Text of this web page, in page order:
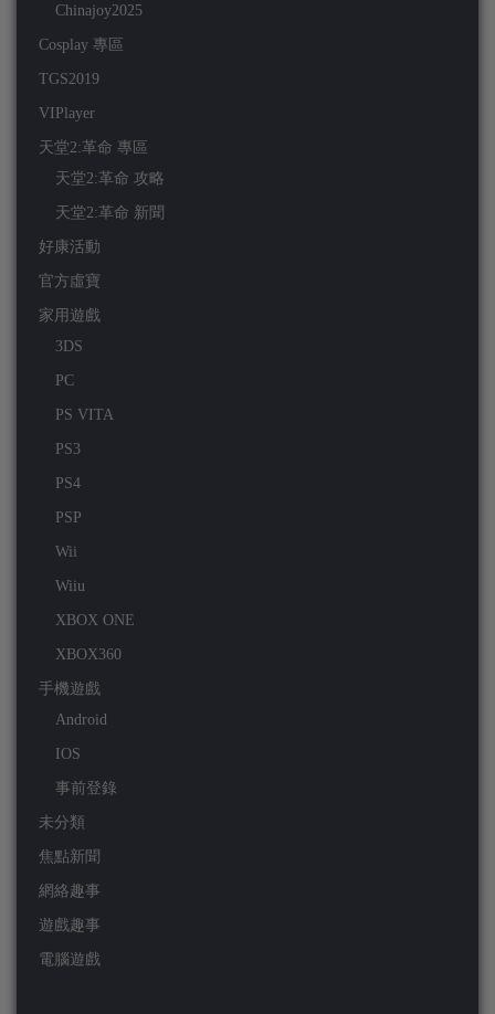
Chinajoy2025
Cosplay 專區
TGS2019
VIPlayer
天堂2:革命 專區
天堂2:革命 攻略
天堂2:革命 新聞
好康活動
官方虛寶
家用遊戲
3DS
PC
PS VITA
PS3
PS4
PSP
Wii
Wiiu
XBOX ONE
XBOX360
手機遊戲
Android
IOS
事前登錄
未分類
焦點新聞
網絡趣事
遊戲趣事
電腦遊戲